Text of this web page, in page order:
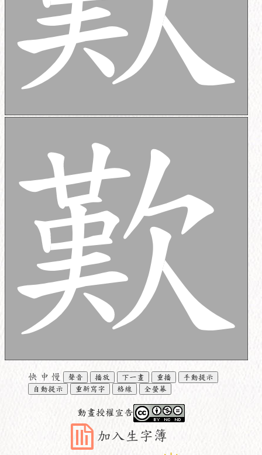
快 中 慢 聲音 播放 下一畫 重播
手動提示
自動提示
重新寫字 格線 全螢幕
動畫授權宣告
加入生字簿